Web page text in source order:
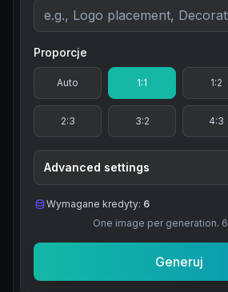
Proporcje
Auto 1:1 1:2
2:3 3:2 4:3
Advanced settings
Wymagane kredyty: 6
One image per generation. 6
Generuj